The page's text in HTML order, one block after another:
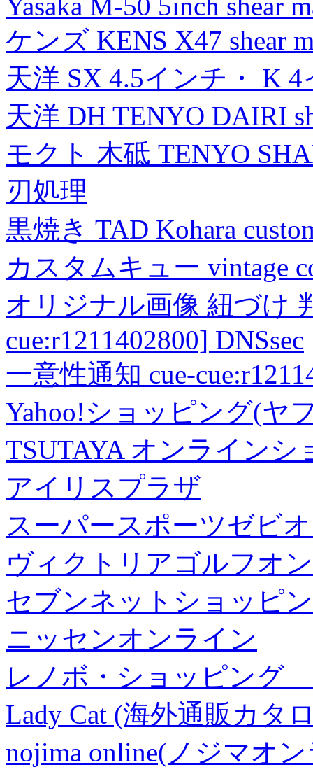
ケンズ KENS X47 shear
天洋 SX 4.5インチ・ K
天洋 DH TENYO DAIRI
モクト 木砥 TENYO
刃処理
黒焼き TAD Kohara
カスタムキュー vintage
オリジナル画像 紐づけ
cue:r1211402800] DNSsec
一意性通知 cue-
Yahoo!ショッピング(ヤ
TSUTAYA オンラインシ
アイリスプラザ
スーパースポーツゼビ
ヴィクトリアゴルフオ
セブンネットショッピ
ニッセンオンライン
レノボ・ショッピング
Lady Cat (海外通販カタ
nojima online(ノジマオ